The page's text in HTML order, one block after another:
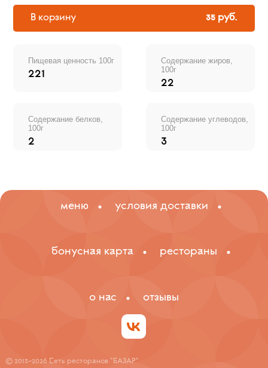
В корзину 35 руб.
Пищевая ценность 100г
221
Содержание жиров,
100г
22
Содержание белков,
100г
2
Содержание углеводов,
100г
3
меню условия доставки
бонусная карта рестораны
о нас отзывы
© 2013-2026 Сеть ресторанов "БАЗАР"